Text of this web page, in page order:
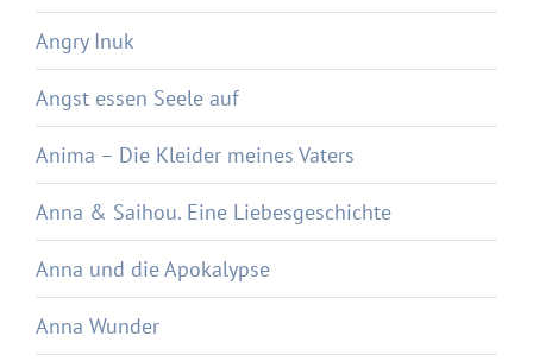
Angry Inuk
Angst essen Seele auf
Anima – Die Kleider meines Vaters
Anna & Saihou. Eine Liebesgeschichte
Anna und die Apokalypse
Anna Wunder